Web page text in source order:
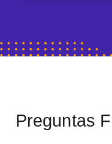
Preguntas